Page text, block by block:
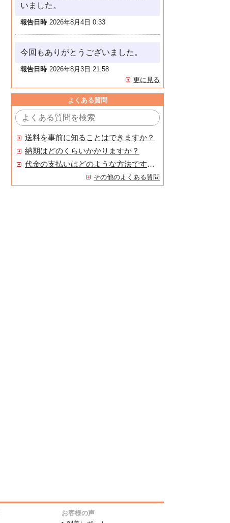
いました。
報告日時 2026年8月4日 0:33
今回もありがとうございました。
報告日時 2026年8月3日 21:58
更に見る
よくある質問
送料を事前に知ることはできますか？
納期はどのくらいかかりますか？
代金の支払いはどのような方法ですか？
その他のよくある質問
お客様の声